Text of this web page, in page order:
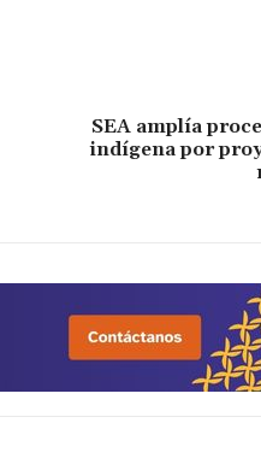
SEA amplía
indígena por